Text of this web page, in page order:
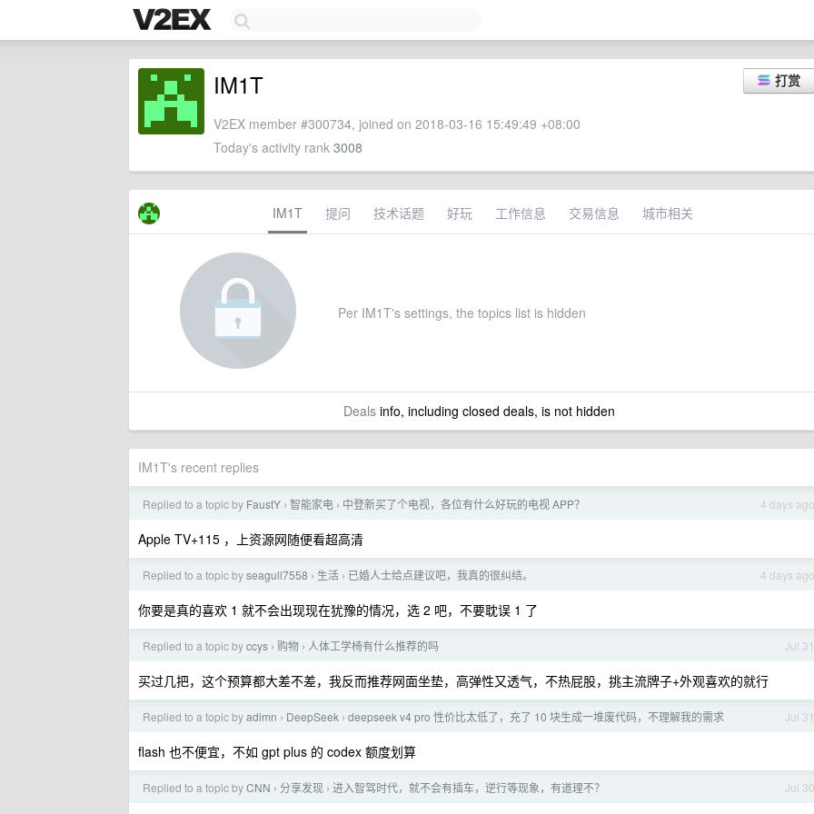
打赏
IM1T
V2EX member #300734, joined on 2018-03-16 15:49:49 +08:00
Today's activity rank 3008
IM1T 提问 技术话题 好玩 工作信息 交易信息 城市相关
Per IM1T's settings, the topics list is hidden
Dealsinfo, including closed deals, is not hidden
IM1T's recent replies
4 days ago
Replied to a topic by FaustY › 智能家电 › 中登新买了个电视，各位有什么好玩的电视 APP？
Apple TV+115 ，上资源网随便看超高清
4 days ago
Replied to a topic byseagull7558 › 生活 › 已婚人士给点建议吧，我真的很纠结。
你要是真的喜欢 1 就不会出现现在犹豫的情况，选 2 吧，不要耽误 1 了
Jul 31
Replied to a topic byccys › 购物 › 人体工学椅有什么推荐的吗
买过几把，这个预算都大差不差，我反而推荐网面坐垫，高弹性又透气，不热屁股，挑主流牌子+外观喜欢的就行
Jul 31
Replied to a topic byadimn › DeepSeek › deepseek v4 pro 性价比太低了，充了 10 块生成一堆废代码，不理解我的需求
flash 也不便宜，不如 gpt plus 的 codex 额度划算
Jul 30
Replied to a topic byCNN › 分享发现 › 进入智驾时代，就不会有插车，逆行等现象，有道理不？